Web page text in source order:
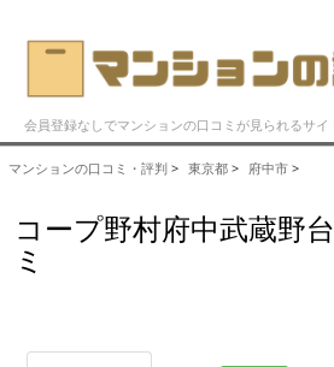
会員登録なしでマンションの口コミが見られるサイ
マンションの口コミ・評判 > 東京都 > 府中市 >
コープ野村府中武蔵野
ミ